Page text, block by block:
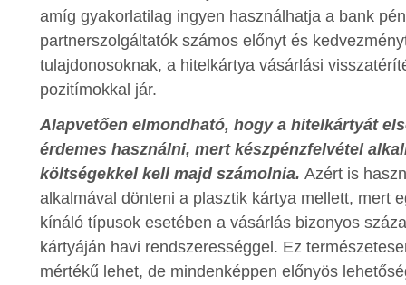
amíg gyakorlatilag ingyen használhatja a bank
partnerszolgáltatók számos előnyt és
tulajdonosoknak, a hitelkártya vásárlási
pozitímokkal jár.
Alapvetően elmondható, hogy a hitelkártyát
érdemes használni, mert készpénzfelvétel
költségekkel kell majd számolnia. Azért is
alkalmával dönteni a plasztik kártya mellett, mert
kínáló típusok esetében a vásárlás bizonyos
kártyáján havi rendszerességgel. Ez
mértékű lehet, de mindenképpen előnyös